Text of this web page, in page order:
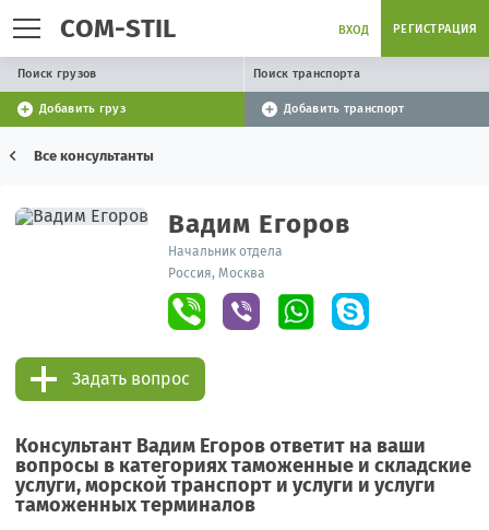
COM-STIL ВХОД РЕГИСТРАЦИЯ
Поиск грузов Поиск транспорта
Добавить груз Добавить транспорт
Все консультанты
Вадим Егоров
Начальник отдела
Россия, Москва
Задать вопрос
Консультант Вадим Егоров ответит на ваши
вопросы в категориях таможенные и складские
услуги, морской транспорт и услуги и услуги
таможенных терминалов